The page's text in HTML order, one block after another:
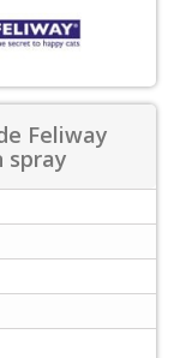
Feliway
spray